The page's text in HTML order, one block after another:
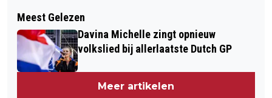
UNIEKE BLOEMENDAALSE CHRISTMAS
WISH WOENSDAGAVOND 23
NOVEMBER
KINDERSPEELTUIN IN VOGELENZANG
TER DISCUSSIE
Meest Gelezen
Davina Michelle zingt opnieuw
volkslied bij allerlaatste Dutch GP
Meer artikelen